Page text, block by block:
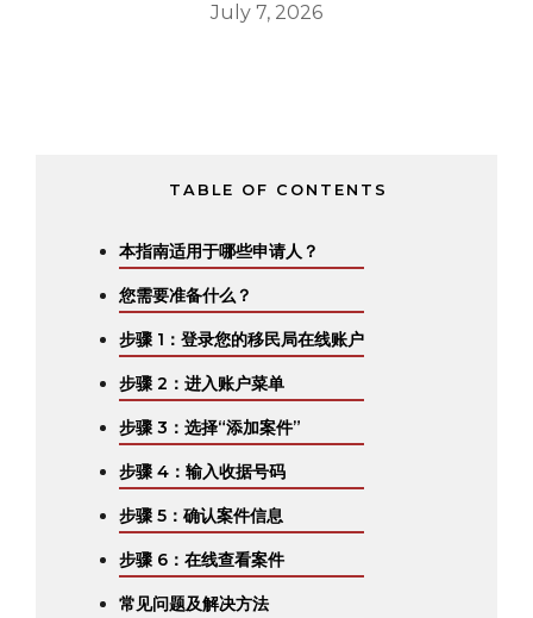
July 7, 2026
TABLE OF CONTENTS
本指南适用于哪些申请人？
您需要准备什么？
步骤 1：登录您的移民局在线账户
步骤 2：进入账户菜单
步骤 3：选择“添加案件”
步骤 4：输入收据号码
步骤 5：确认案件信息
步骤 6：在线查看案件
常见问题及解决方法